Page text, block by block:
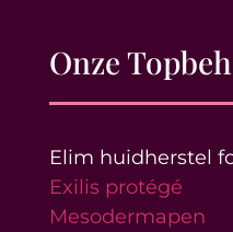
Onze
Elim huidherstel
Exilis protégé
Mesodermapen